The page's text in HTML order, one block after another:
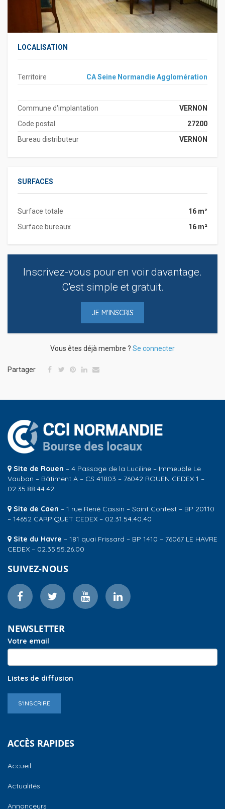
LOCALISATION
Territoire CA Seine Normandie Agglomération
Commune d'implantation
VERNON
Code postal
27200
Bureau distributeur
VERNON
SURFACES
Surface totale
16 m²
Surface bureaux
16 m²
Inscrivez-vous pour en voir davantage.
C'est simple et gratuit.
JE M'INSCRIS
Vous êtes déjà membre ? Se connecter
Partager
Site de Rouen – 4 Passage de la Luciline – Immeuble Le
Vauban – Bâtiment A – CS 41803 – 76042 ROUEN CEDEX 1 –
02.35.88.44.42
Site de Caen – 1 rue René Cassin – Saint Contest – BP 20110
– 14652 CARPIQUET CEDEX – 02.31.54.40.40
Site du Havre – 181 quai Frissard – BP 1410 – 76067 LE HAVRE
CEDEX – 02.35.55.26.00
SUIVEZ-NOUS
NEWSLETTER
Votre email
Listes de diffusion
S'INSCRIRE
ACCÈS RAPIDES
Accueil
Actualités
Annonceurs